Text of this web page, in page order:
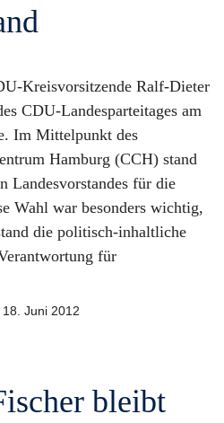
Kreisvorsitzende Ralf-Dieter
CDU-Landesparteitages am
Im Mittelpunkt des
Hamburg (CCH) stand
Landesvorstandes für die
Wahl war besonders wichtig,
die politisch-inhaltliche
für
18. Juni 2012
bleibt